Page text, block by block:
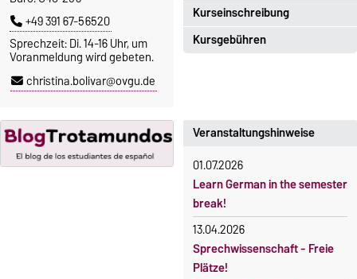
+49 391 67-56520
Sprechzeit: Di. 14-16 Uhr, um
Voranmeldung wird gebeten.
christina.bolivar@ovgu.de
Kurseinschreibung
Einschreibezeitraum:
OVGU-Account
Oktober 2026.
Kursteilnahme nur nach
fristgerechter Online-
Anmeldung
Kursgebühren
Gebühren
Gebührenrückerstattung
Gebührenbefreiungen bei
curricularer Sprachausbildung
Gebührenbefreiung bei
Incomings
Veranstaltungshinweise
01.07.2026
Learn German in the semester
break!
13.04.2026
Sprechwissenschaft - Freie
Plätze!